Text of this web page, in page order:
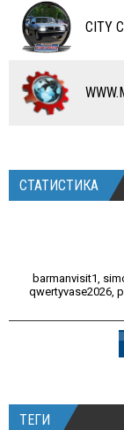
ЧИТЫ
ПРОГРАММЫ
РАЗНОЕ
CITY
СТАТИСТИКА
barmanvisit1,
qwertyvase2026,
ТЕГИ